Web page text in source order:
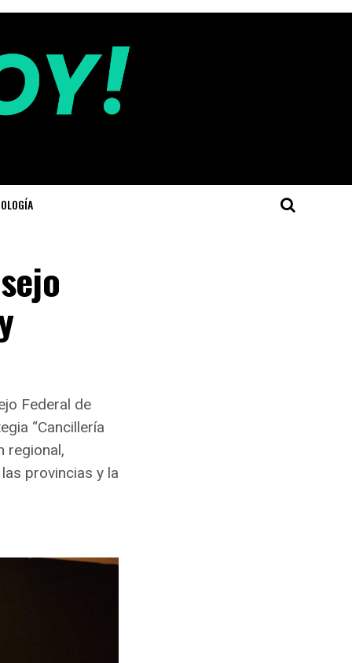
Federal de
“Cancillería
regional,
provincias y la